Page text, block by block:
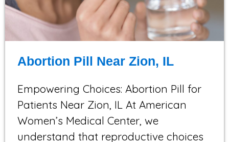
Abortion Pill Near Zion, IL
Empowering Choices: Abortion Pill for
Patients Near Zion, IL At American
Women’s Medical Center, we
understand that reproductive choices